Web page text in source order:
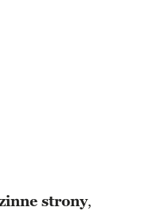
strony,